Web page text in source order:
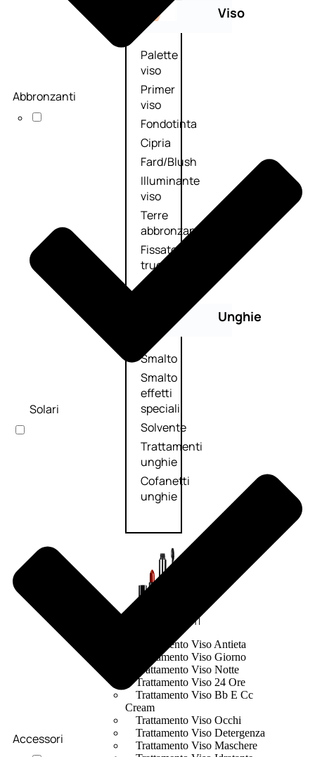
Viso
Palette
viso
Primer
viso
Fondotinta
Cipria
Fard/Blush
Illuminante
viso
Terre
abbronzanti
Fissatore
trucco
Unghie
Smalto
Smalto
effetti
speciali
Solvente
Trattamenti
unghie
Cofanetti
unghie
TRATTAMENTI
Trattamento Viso Antieta
Trattamento Viso Giorno
Trattamento Viso Notte
Trattamento Viso 24 Ore
Trattamento Viso Bb E Cc
Cream
Trattamento Viso Occhi
Trattamento Viso Detergenza
Trattamento Viso Maschere
Abbronzanti
Solari
Accessori